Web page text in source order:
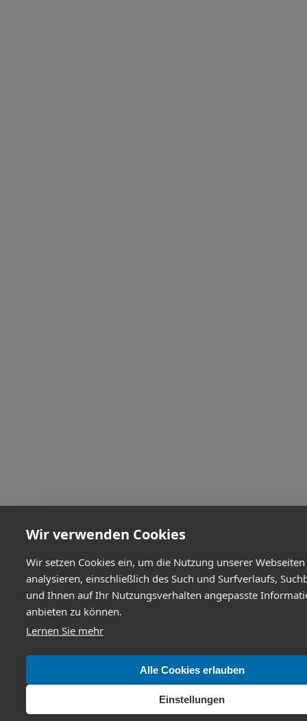
Wir verwenden Cookies
Wir setzen Cookies ein, um die Nutzung unserer
analysieren, einschließlich des Such und Surfverlaufs,
und Ihnen auf Ihr Nutzungsverhalten angepasste
anbieten zu können.
Lernen Sie mehr
Alle Cookies erlauben
Einstellungen